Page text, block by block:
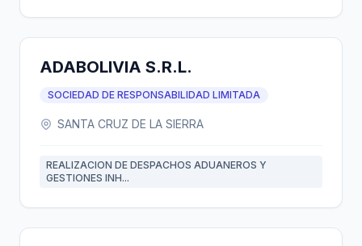
ADABOLIVIA S.R.L.
SOCIEDAD DE RESPONSABILIDAD LIMITADA
SANTA CRUZ DE LA SIERRA
REALIZACION DE DESPACHOS ADUANEROS Y
GESTIONES INH...